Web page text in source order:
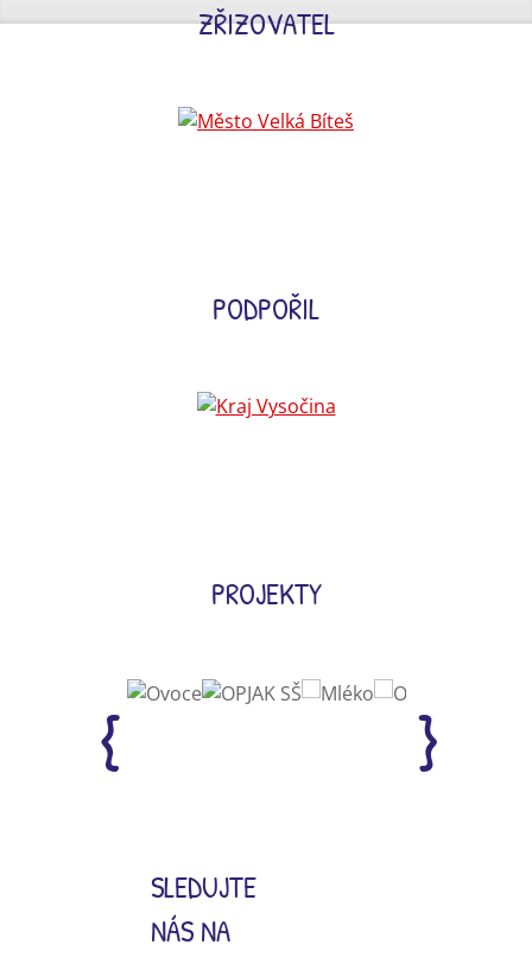
ZŘIZOVATEL
PODPOŘIL
PROJEKTY
SLEDUJTE
NÁS NA